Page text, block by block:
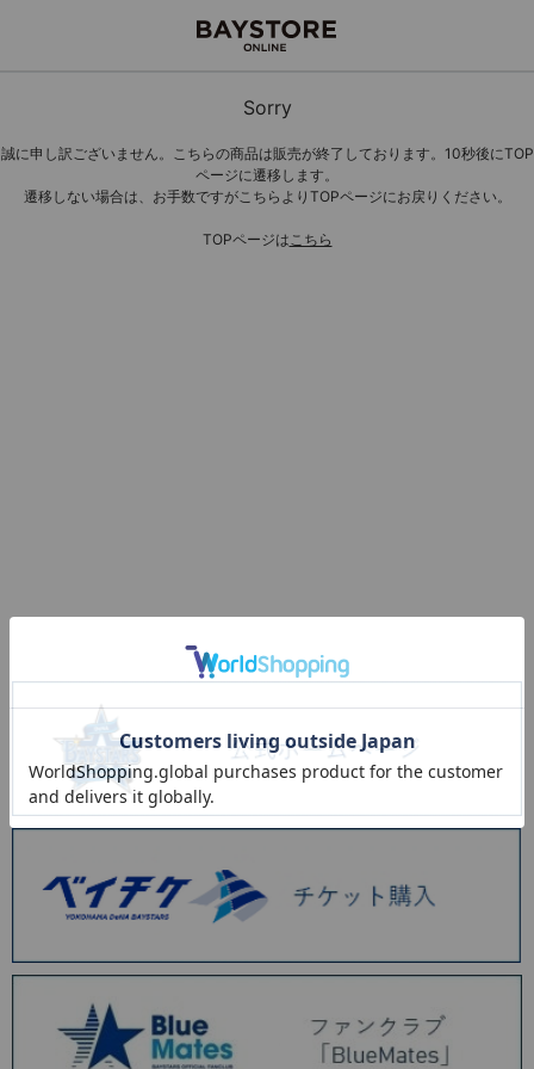
Sorry
誠に申し訳ございません。こちらの商品は販売が終了しております。10秒後にTOP
ページに遷移します。
遷移しない場合は、お手数ですがこちらよりTOPページにお戻りください。
TOPページはこちら